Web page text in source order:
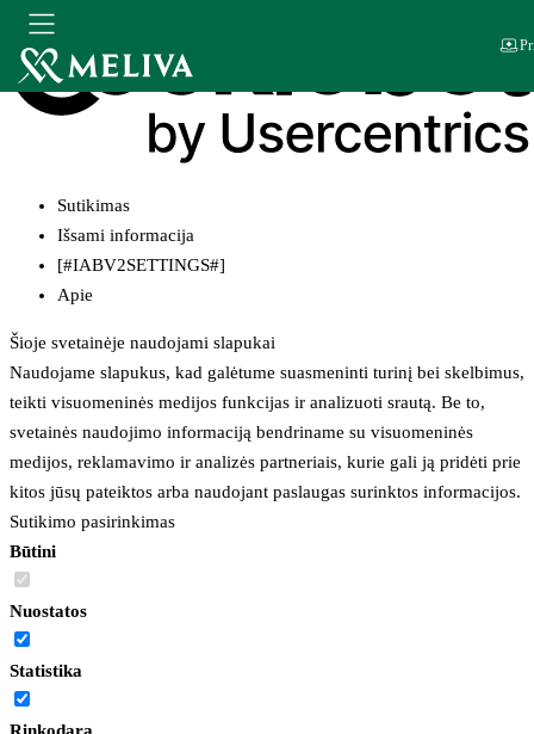
Sutikimas
Išsami informacija
[#IABV2SETTINGS#]
Apie
Šioje svetainėje naudojami slapukai
Naudojame slapukus, kad galėtume suasmeninti turinį bei skelbimus,
teikti visuomeninės medijos funkcijas ir analizuoti srautą. Be to,
svetainės naudojimo informaciją bendriname su visuomeninės
medijos, reklamavimo ir analizės partneriais, kurie gali ją pridėti prie
kitos jūsų pateiktos arba naudojant paslaugas surinktos informacijos.
Sutikimo pasirinkimas
Būtini
Nuostatos
Statistika
Rinkodara